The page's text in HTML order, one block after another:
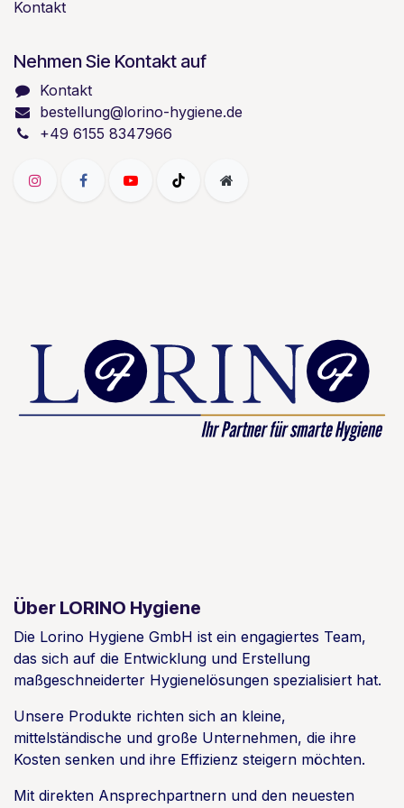
Kontakt
Nehmen Sie Kontakt auf
Kontakt
bestellung@lorino-hygiene.de
+49 6155 8347966
Über LORINO Hygiene
Die Lorino Hygiene GmbH ist ein engagiertes Team,
das sich auf die Entwicklung und Erstellung
maßgeschneiderter Hygienelösungen spezialisiert hat.
Unsere Produkte richten sich an kleine,
mittelständische und große Unternehmen, die ihre
Kosten senken und ihre Effizienz steigern möchten.
Mit direkten Ansprechpartnern und den neuesten